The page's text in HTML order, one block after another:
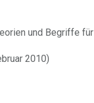
und Begriffe für
2010)